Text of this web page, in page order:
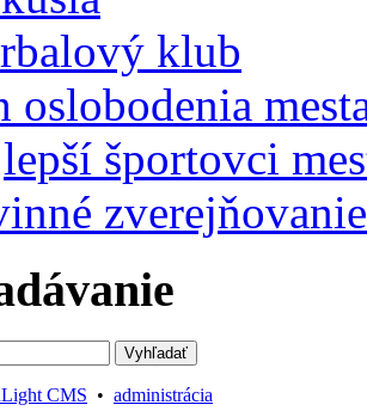
klub
oslobodenia
športovci
zverejňovanie
CMS • administrácia